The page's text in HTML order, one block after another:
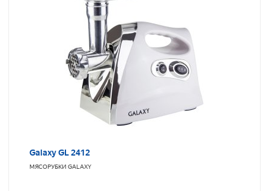
Galaxy GL 2412
МЯСОРУБКИ GALAXY